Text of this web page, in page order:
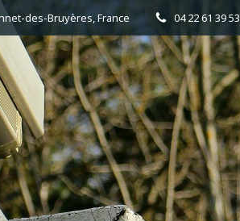
des-Bruyères, France 04 22 61 39 53